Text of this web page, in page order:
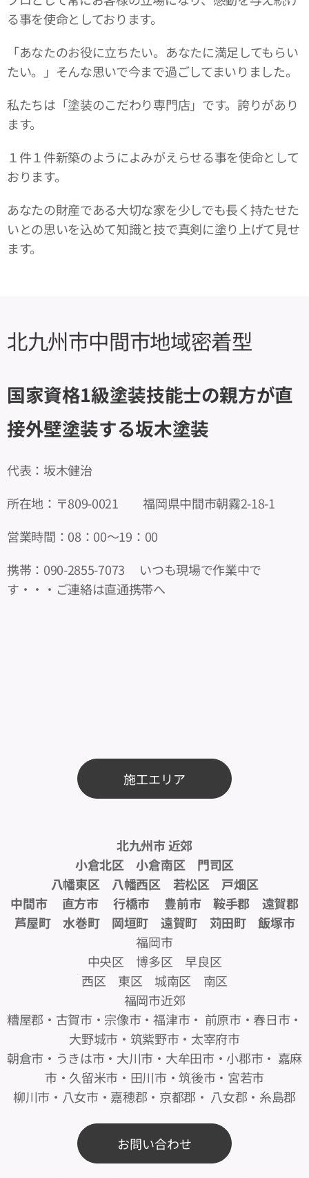
る事を使命としております。
「あなたのお役に立ちたい。あなたに満足してもらい
たい。」そんな思いで今まで過ごしてまいりました。
私たちは「塗装のこだわり専門店」です。誇りがあり
ます。
１件１件新築のようによみがえらせる事を使命として
おります。
あなたの財産である大切な家を少しでも長く持たせた
いとの思いを込めて知識と技で真剣に塗り上げて見せ
ます。
北九州市中間市地域密着型
国家資格1級塗装技能士の親方が直
接外壁塗装する坂木塗装
代表：坂木健治
所在地：〒809-0021 福岡県中間市朝霧2-18-1
営業時間：08：00～19：00
携帯：090-2855-7073 いつも現場で作業中で
す・・・ご連絡は直通携帯へ
施工エリア
北九州市 近郊
小倉北区 小倉南区 門司区
八幡東区 八幡西区 若松区 戸畑区
中間市 直方市 行橋市 豊前市 鞍手郡 遠賀郡
芦屋町 水巻町 岡垣町 遠賀町 苅田町 飯塚市
福岡市
中央区 博多区 早良区
西区 東区 城南区 南区
福岡市近郊
糟屋郡・古賀市・宗像市・福津市・ 前原市・春日市・
大野城市・筑紫野市・太宰府市
朝倉市・うきは市・大川市・大牟田市・小郡市・ 嘉麻
市・久留米市・田川市・筑後市・宮若市
柳川市・八女市・嘉穂郡・京都郡・ 八女郡・糸島郡
お問い合わせ